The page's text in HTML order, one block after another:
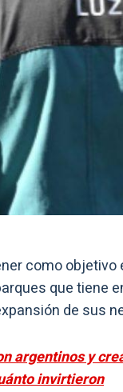
como
que tiene
de sus
argentinos y
invirtieron